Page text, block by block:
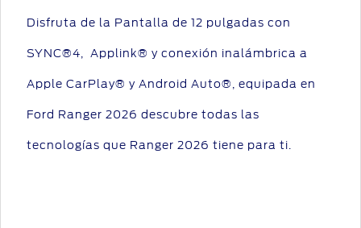
Disfruta de la Pantalla de 12 pulgadas con
SYNC®4, Applink® y conexión inalámbrica a
Apple CarPlay® y Android Auto®, equipada en
Ford Ranger 2026 descubre todas las
tecnologías que Ranger 2026 tiene para ti.